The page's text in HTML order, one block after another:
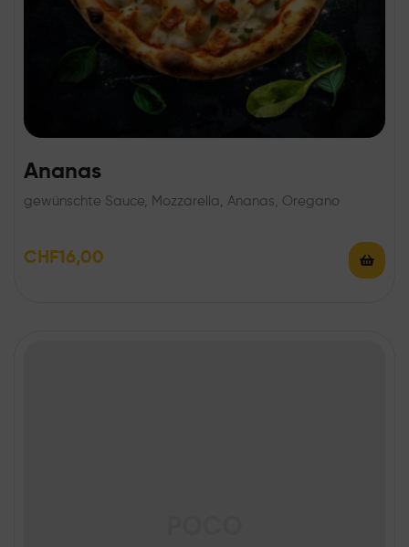
Ananas
gewünschte Sauce, Mozzarella, Ananas, Oregano
CHF16,00